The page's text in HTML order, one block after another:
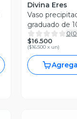
Divina Eres
Vaso
graduado de
0(0
$16.500
($16.500 x un)